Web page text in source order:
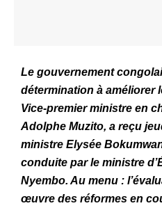
Le gouvernement
détermination à améliorer
Vice-premier ministre en
Adolphe Muzito, a reçu
ministre Elysée
conduite par le ministre
Nyembo. Au menu :
œuvre des réformes en